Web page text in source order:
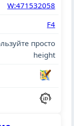
W:471532058
F4
просто
height